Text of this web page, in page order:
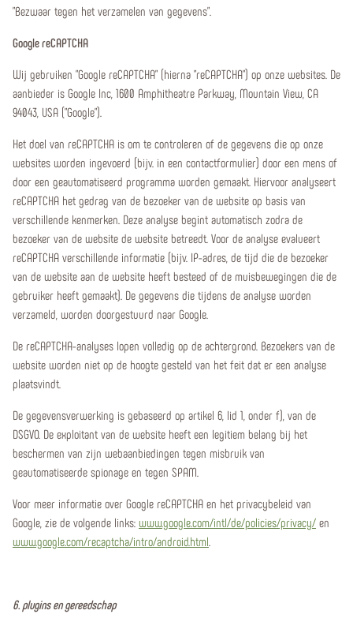
"Bezwaar tegen het verzamelen van gegevens".
Google reCAPTCHA
Wij gebruiken "Google reCAPTCHA" (hierna "reCAPTCHA") op onze websites. De
aanbieder is Google Inc, 1600 Amphitheatre Parkway, Mountain View, CA
94043, USA ("Google").
Het doel van reCAPTCHA is om te controleren of de gegevens die op onze
websites worden ingevoerd (bijv. in een contactformulier) door een mens of
door een geautomatiseerd programma worden gemaakt. Hiervoor analyseert
reCAPTCHA het gedrag van de bezoeker van de website op basis van
verschillende kenmerken. Deze analyse begint automatisch zodra de
bezoeker van de website de website betreedt. Voor de analyse evalueert
reCAPTCHA verschillende informatie (bijv. IP-adres, de tijd die de bezoeker
van de website aan de website heeft besteed of de muisbewegingen die de
gebruiker heeft gemaakt). De gegevens die tijdens de analyse worden
verzameld, worden doorgestuurd naar Google.
De reCAPTCHA-analyses lopen volledig op de achtergrond. Bezoekers van de
website worden niet op de hoogte gesteld van het feit dat er een analyse
plaatsvindt.
De gegevensverwerking is gebaseerd op artikel 6, lid 1, onder f), van de
DSGVO. De exploitant van de website heeft een legitiem belang bij het
beschermen van zijn webaanbiedingen tegen misbruik van
geautomatiseerde spionage en tegen SPAM.
Voor meer informatie over Google reCAPTCHA en het privacybeleid van
Google, zie de volgende links: www.google.com/intl/de/policies/privacy/ en
www.google.com/recaptcha/intro/android.html
6. plugins en gereedschap